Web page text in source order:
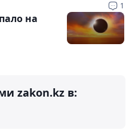
1
на
zakon.kz в: